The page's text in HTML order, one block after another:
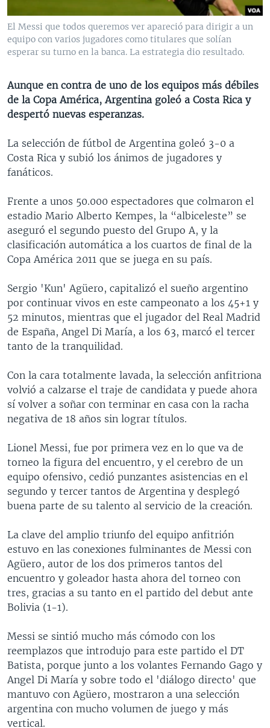
BRASIL
ENTRETENIMIENTO Y CULTURA
TECNOLOGÍA
CIENCIA Y SALUD
VIDEOS
FOTOGRAFÍA
PROGRAMAS TV
EL MUNDO AL DÍA
VISIÓN 360
LAS CLAVES
PANORAMA
RADIO
AUDIONOTICIAS
BUENOS DÍAS AMÉRICA
ESTADOS UNIDOS AL DÍA
EL MUNDO AL DÍA [RADIO]
DEPORTIVO INTERNACIONAL
NOTA ECONÓMICA
ENTRETENIMIENTO
DOCUMENTALES DE LA VOA
SÍGANOS
Idiomas
El Messi que todos queremos ver apareció para dirigir a un
equipo con varios jugadores como titulares que solían
esperar su turno en la banca. La estrategia dio resultado.
Aunque en contra de uno de los equipos más débiles
de la Copa América, Argentina goleó a Costa Rica y
despertó nuevas esperanzas.
La selección de fútbol de Argentina goleó 3-0 a
Costa Rica y subió los ánimos de jugadores y
fanáticos.
Frente a unos 50.000 espectadores que colmaron el
estadio Mario Alberto Kempes, la “albiceleste” se
aseguró el segundo puesto del Grupo A, y la
clasificación automática a los cuartos de final de la
Copa América 2011 que se juega en su país.
Sergio 'Kun' Agüero, capitalizó el sueño argentino
por continuar vivos en este campeonato a los 45+1 y
52 minutos, mientras que el jugador del Real Madrid
de España, Angel Di María, a los 63, marcó el tercer
tanto de la tranquilidad.
Con la cara totalmente lavada, la selección anfitriona
volvió a calzarse el traje de candidata y puede ahora
sí volver a soñar con terminar en casa con la racha
negativa de 18 años sin lograr títulos.
Lionel Messi, fue por primera vez en lo que va de
torneo la figura del encuentro, y el cerebro de un
equipo ofensivo, cedió punzantes asistencias en el
segundo y tercer tantos de Argentina y desplegó
buena parte de su talento al servicio de la creación.
La clave del amplio triunfo del equipo anfitrión
estuvo en las conexiones fulminantes de Messi con
Agüero, autor de los dos primeros tantos del
encuentro y goleador hasta ahora del torneo con
tres, gracias a su tanto en el partido del debut ante
Bolivia (1-1).
Messi se sintió mucho más cómodo con los
reemplazos que introdujo para este partido el DT
Batista, porque junto a los volantes Fernando Gago y
Angel Di María y sobre todo el 'diálogo directo' que
mantuvo con Agüero, mostraron a una selección
argentina con mucho volumen de juego y más
vertical.